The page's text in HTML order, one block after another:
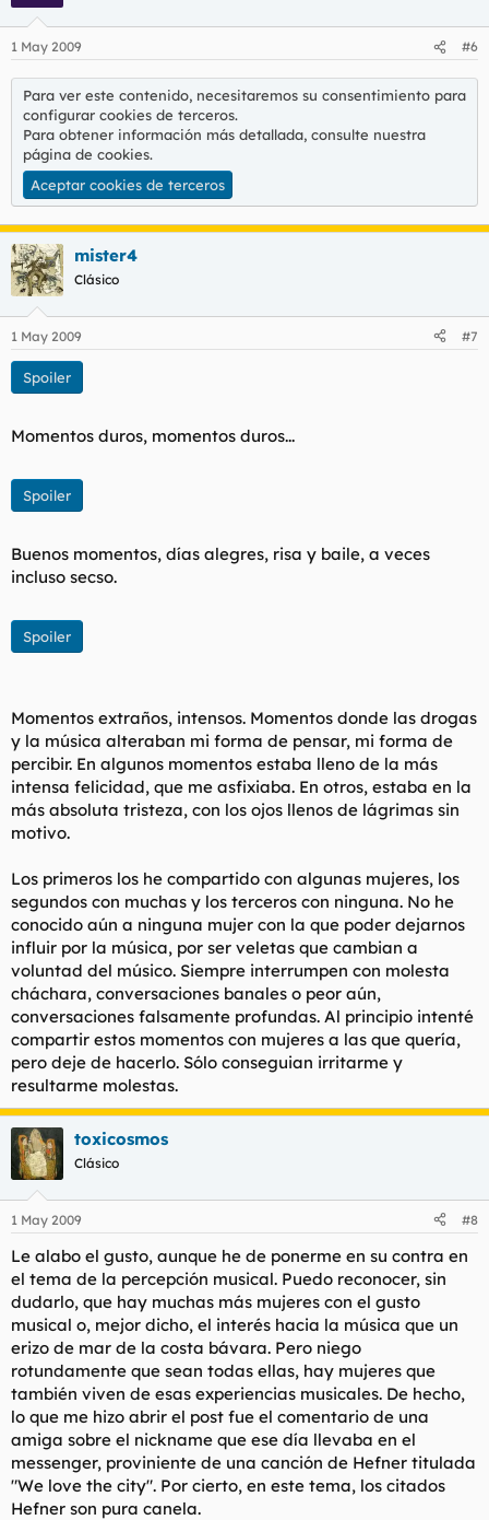
1 May 2009 #6
Para ver este contenido, necesitaremos su consentimiento para
configurar cookies de terceros.
Para obtener información más detallada, consulte nuestra
página de cookies.
Aceptar cookies de terceros
mister4
Clásico
1 May 2009 #7
Spoiler
Momentos duros, momentos duros...
Spoiler
Buenos momentos, días alegres, risa y baile, a veces
incluso secso.
Spoiler
Momentos extraños, intensos. Momentos donde las drogas
y la música alteraban mi forma de pensar, mi forma de
percibir. En algunos momentos estaba lleno de la más
intensa felicidad, que me asfixiaba. En otros, estaba en la
más absoluta tristeza, con los ojos llenos de lágrimas sin
motivo.
Los primeros los he compartido con algunas mujeres, los
segundos con muchas y los terceros con ninguna. No he
conocido aún a ninguna mujer con la que poder dejarnos
influir por la música, por ser veletas que cambian a
voluntad del músico. Siempre interrumpen con molesta
cháchara, conversaciones banales o peor aún,
conversaciones falsamente profundas. Al principio intenté
compartir estos momentos con mujeres a las que quería,
pero deje de hacerlo. Sólo conseguian irritarme y
resultarme molestas.
toxicosmos
Clásico
1 May 2009 #8
Le alabo el gusto, aunque he de ponerme en su contra en
el tema de la percepción musical. Puedo reconocer, sin
dudarlo, que hay muchas más mujeres con el gusto
musical o, mejor dicho, el interés hacia la música que un
erizo de mar de la costa bávara. Pero niego
rotundamente que sean todas ellas, hay mujeres que
también viven de esas experiencias musicales. De hecho,
lo que me hizo abrir el post fue el comentario de una
amiga sobre el nickname que ese día llevaba en el
messenger, proviniente de una canción de Hefner titulada
"We love the city". Por cierto, en este tema, los citados
Hefner son pura canela.